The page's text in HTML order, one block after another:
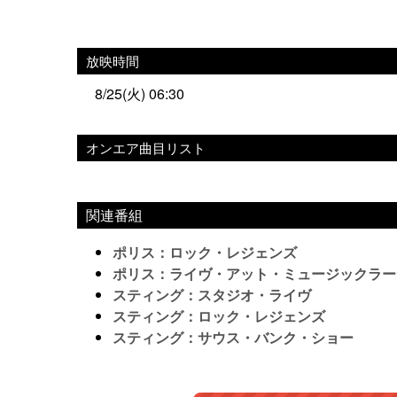
放映時間
8/25(火) 06:30
オンエア曲目リスト
関連番組
ポリス：ロック・レジェンズ
ポリス：ライヴ・アット・ミュージックラ
スティング：スタジオ・ライヴ
スティング：ロック・レジェンズ
スティング：サウス・バンク・ショー